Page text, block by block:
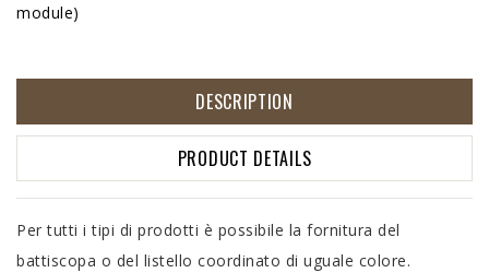
module)
DESCRIPTION
PRODUCT DETAILS
Per tutti i tipi di prodotti è possibile la fornitura del
battiscopa o del listello coordinato di uguale colore.